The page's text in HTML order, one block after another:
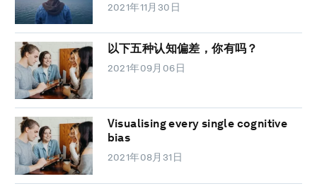
2021年11月30日
以下五种认知偏差，你有吗？
2021年09月06日
Visualising every single cognitive
bias
2021年08月31日